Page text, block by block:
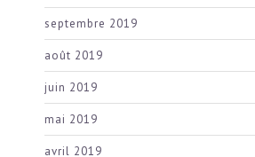
septembre 2019
août 2019
juin 2019
mai 2019
avril 2019